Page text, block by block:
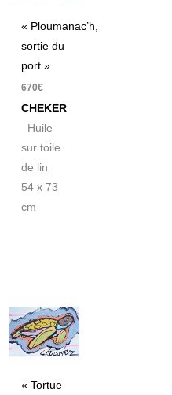
« Ploumanac’h,
sortie du
port »
670€
CHEKER
Huile
sur toile
de lin
54 x 73
cm
« Tortue